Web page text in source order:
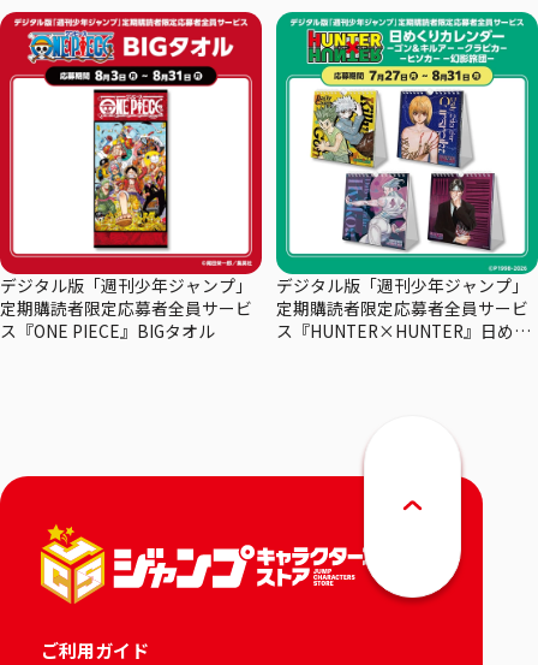
デジタル版「週刊少年ジャンプ」
定期購読者限定応募者全員サービ
ス『ONE PIECE』BIGタオル
デジタル版「週刊少年ジャンプ」
定期購読者限定応募者全員サービ
ス『HUNTER×HUNTER』日めく
ご利用ガイド